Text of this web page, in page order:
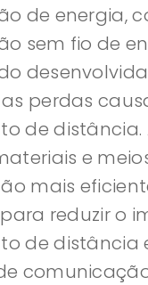
de energia,
sem fio de
perdas
de distância.
e
mais
reduzir o
de distância